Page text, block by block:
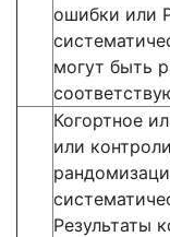
ошибки или
могут быть
Когортное
или
Результаты